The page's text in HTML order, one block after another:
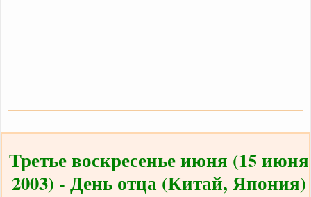
Третье воскресенье июня (15 июня
2003) - День отца (Китай, Япония)